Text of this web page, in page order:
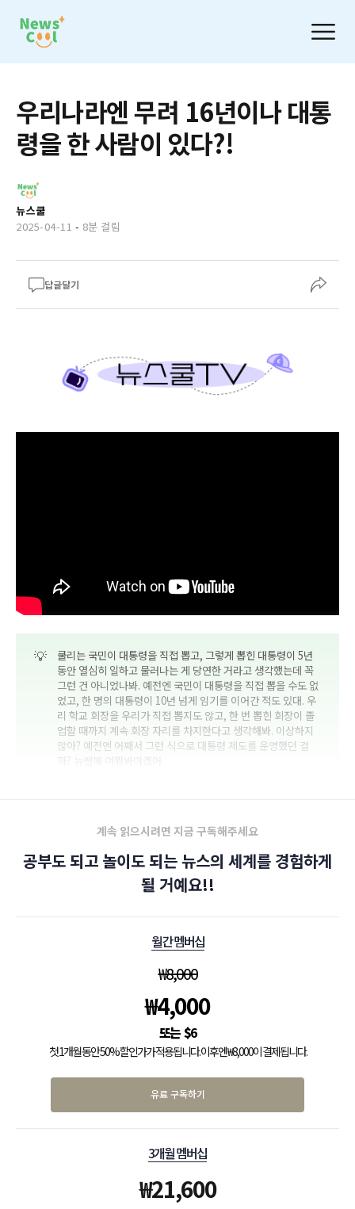
우리나라엔 무려 16년이나 대통
령을 한 사람이 있다?!
뉴스쿨
2025-04-11 - 8분 걸림
답글달기
💡
쿨리는 국민이 대통령을 직접 뽑고, 그렇게 뽑힌 대통령이 5년
동안 열심히 일하고 물러나는 게 당연한 거라고 생각했는데 꼭
그런 건 아니었나봐. 예전엔 국민이 대통령을 직접 뽑을 수도 없
었고, 한 명의 대통령이 10년 넘게 임기를 이어간 적도 있대. 우
리 학교 회장을 우리가 직접 뽑지도 않고, 한 번 뽑힌 회장이 졸
업할 때까지 계속 회장 자리를 차지한다고 생각해봐. 이상하지
않아? 예전엔 어째서 그런 식으로 대통령 제도를 운영했던 걸
계속 읽으시려면 지금 구독해주세요
공부도 되고 놀이도 되는 뉴스의 세계를 경험하게
될 거예요!!
월간 멤버십
₩8,000
₩4,000
$6
첫 1개월 동안 50% 할인가가 적용됩니다. 이후엔 ₩8,000이 결제됩니다.
유료 구독하기
3개월 멤버십
₩21,600